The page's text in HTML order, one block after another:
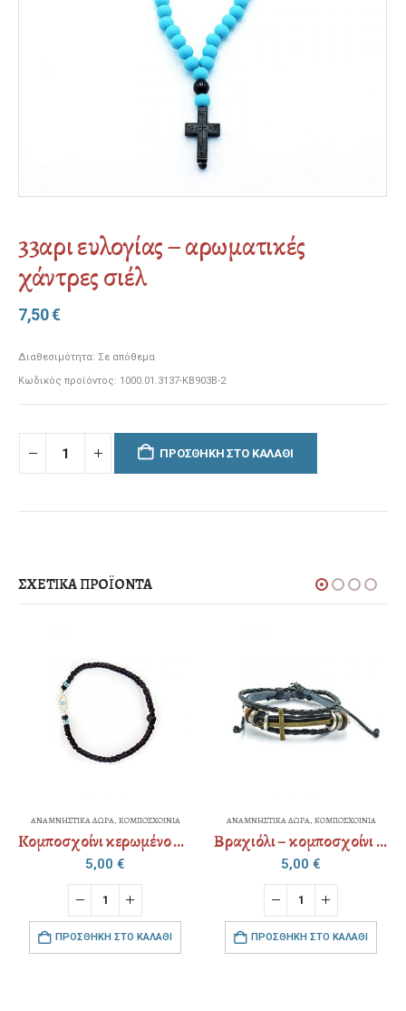
33αρι ευλογίας – αρωματικές
χάντρες σιέλ
7,50€
Διαθεσιμότητα: Σε απόθεμα
Κωδικός προϊόντος: 1000.01.3137-ΚΒ903Β-2
ΠΡΟΣΘΉΚΗ ΣΤΟ ΚΑΛΆΘΙ
ΣΧΕΤΙΚΆ ΠΡΟΪΌΝΤΑ
ΑΝΑΜΝΗΣΤΙΚΑ ΔΩΡΑ, ΚΟΜΠΟΣΧΟΙΝΙΑ
Κομποσχοίνι κερωμένο ψιλό ματάκι strass
5,00 €
ΠΡΟΣΘΉΚΗ ΣΤΟ ΚΑΛΆΘΙ
ΑΝΑΜΝΗΣΤΙΚΑ ΔΩΡΑ, ΚΟΜΠΟΣΧΟΙΝΙΑ
Βραχιόλι – κομποσχοίνι – δέρμα ανδρικό
5,00 €
ΠΡΟΣΘΉΚΗ ΣΤΟ ΚΑΛΆΘΙ